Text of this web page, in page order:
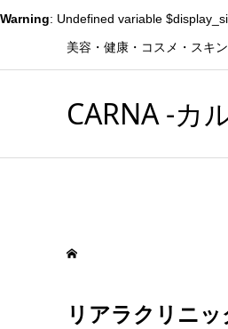
Warning: Undefined variable
美容・健康・コスメ・スキ
CARNA -カ
リアラクリニッ